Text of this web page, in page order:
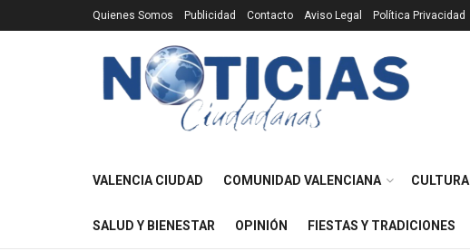
Quienes Somos Publicidad Contacto Aviso Legal Política Privacidad
VALENCIA CIUDAD COMUNIDAD VALENCIANA CULTURA
SALUD Y BIENESTAR OPINIÓN FIESTAS Y TRADICIONES